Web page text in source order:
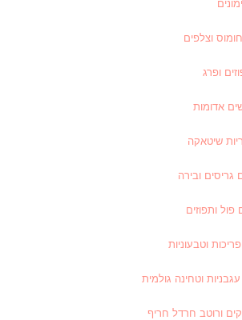
וצלפים
ופרג
אדומות
שיטאקה
ובירה
ותפוזים
וטבעוניות
וטחינה גולמית
ורוטב חרדל חריף